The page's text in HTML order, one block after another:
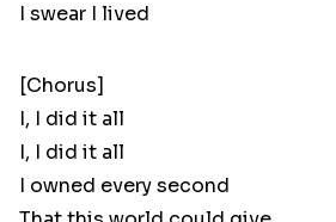
I swear I lived
[Chorus]
I, I did it all
I, I did it all
I owned every second